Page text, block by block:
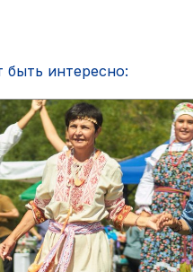
интересно: